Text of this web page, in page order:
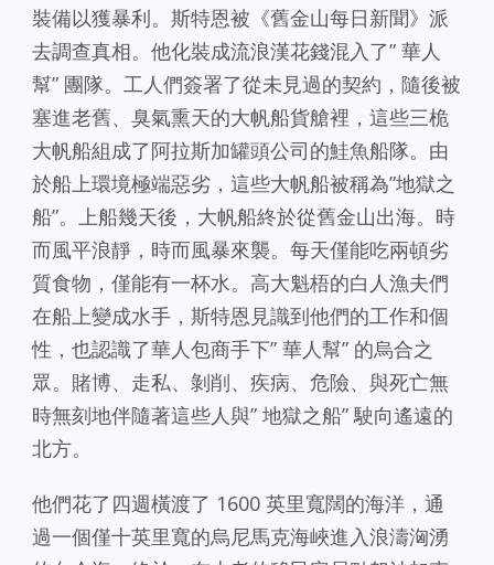
裝備以獲暴利。斯特恩被《舊金山每日新聞》派
去調查真相。他化裝成流浪漢花錢混入了” 華人
幫” 團隊。工人們簽署了從未見過的契約，隨後被
塞進老舊、臭氣熏天的大帆船貨艙裡，這些三桅
大帆船組成了阿拉斯加罐頭公司的鮭魚船隊。由
於船上環境極端惡劣，這些大帆船被稱為”地獄之
船”。上船幾天後，大帆船終於從舊金山出海。時
而風平浪靜，時而風暴來襲。每天僅能吃兩頓劣
質食物，僅能有一杯水。高大魁梧的白人漁夫們
在船上變成水手，斯特恩見識到他們的工作和個
性，也認識了華人包商手下” 華人幫” 的烏合之
眾。賭博、走私、剝削、疾病、危險、與死亡無
時無刻地伴隨著這些人與” 地獄之船” 駛向遙遠的
北方。
他們花了四週橫渡了 1600 英里寬闊的海洋，通
過一個僅十英里寬的烏尼馬克海峽進入浪濤洶湧